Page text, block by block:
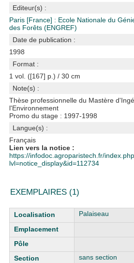
Editeur(s) :
Paris [France] : Ecole Nationale du
des Forêts (ENGREF)
Date de publication :
1998
Format :
1 vol. ([167] p.) / 30 cm
Note(s) :
Thèse professionnelle du Mastère
l'Environnement
Promo du stage : 1997-1998
Langue(s) :
Français
Lien vers la notice :
https://infodoc.agroparistech.fr/
lvl=notice_display&id=112734
EXEMPLAIRES (1)
Liste des exemplaires Palaiseau
sans section